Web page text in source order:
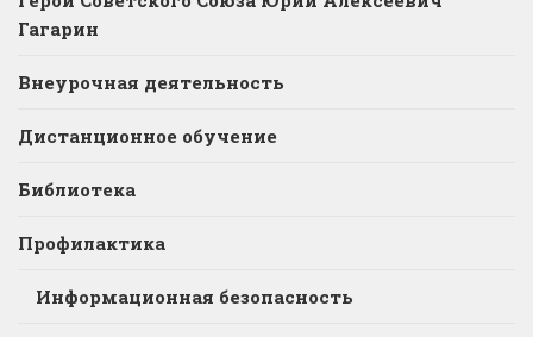
Гагарин
Внеурочная деятельность
Дистанционное обучение
Библиотека
Профилактика
Информационная безопасность